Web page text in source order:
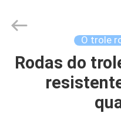
CASA
Metal
Reserved.
O trole
Rodas do